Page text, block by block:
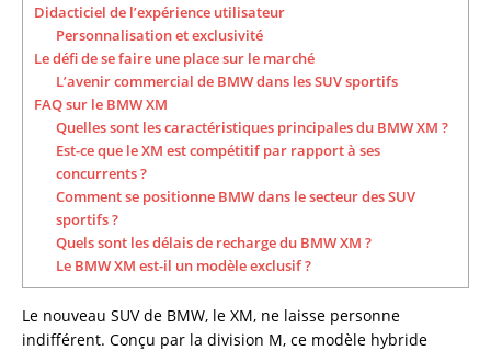
Didacticiel de l’expérience utilisateur
Personnalisation et exclusivité
Le défi de se faire une place sur le marché
L’avenir commercial de BMW dans les SUV sportifs
FAQ sur le BMW XM
Quelles sont les caractéristiques principales du BMW XM ?
Est-ce que le XM est compétitif par rapport à ses
concurrents ?
Comment se positionne BMW dans le secteur des SUV
sportifs ?
Quels sont les délais de recharge du BMW XM ?
Le BMW XM est-il un modèle exclusif ?
Le nouveau SUV de BMW, le XM, ne laisse personne
indifférent. Conçu par la division M, ce modèle hybride